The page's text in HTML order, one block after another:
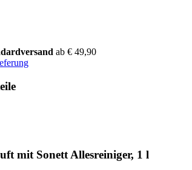
ab € 49,90
mit Sonett Allesreiniger, 1 l